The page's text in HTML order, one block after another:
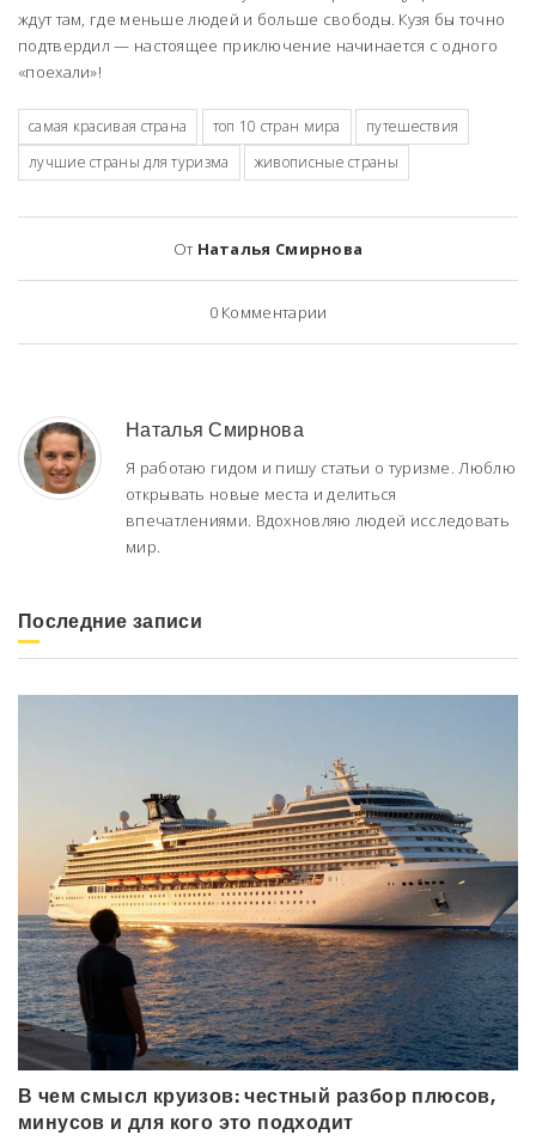
ждут там, где меньше людей и больше свободы. Кузя бы точно
подтвердил — настоящее приключение начинается с одного
«поехали»!
самая красивая страна топ 10 стран мира
путешествия
лучшие страны для туризма
живописные страны
От Наталья Смирнова
0Комментарии
Наталья Смирнова
Я работаю гидом и пишу статьи о туризме. Люблю
открывать новые места и делиться
впечатлениями. Вдохновляю людей исследовать
мир.
Последние записи
В чем смысл круизов: честный разбор плюсов,
минусов и для кого это подходит